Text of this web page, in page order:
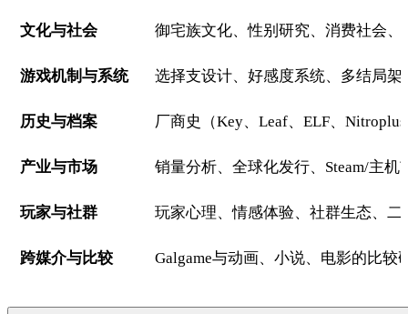
文化与社会 御宅族文化、性别研究、消费社会
游戏机制与系统 选择支设计、好感度系统、多结局
历史与档案 厂商史（Key、Leaf、ELF、
产业与市场 销量分析、全球化发行、Steam/主
玩家与社群 玩家心理、情感体验、社群生态、
跨媒介与比较 Galgame与动画、小说、电影的比较